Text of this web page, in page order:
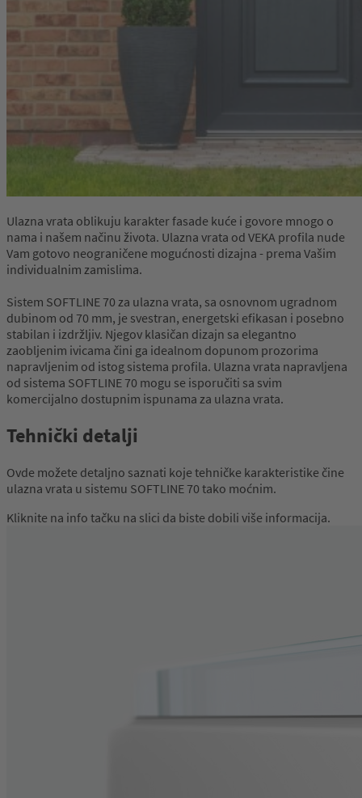
Ulazna vrata oblikuju karakter fasade kuće i govore mnogo o
nama i našem načinu života. Ulazna vrata od VEKA profila nude
Vam gotovo neograničene mogućnosti dizajna - prema Vašim
individualnim zamislima.
Sistem SOFTLINE 70 za ulazna vrata, sa osnovnom ugradnom
dubinom od 70 mm, je svestran, energetski efikasan i posebno
stabilan i izdržljiv. Njegov klasičan dizajn sa elegantno
zaobljenim ivicama čini ga idealnom dopunom prozorima
napravljenim od istog sistema profila. Ulazna vrata napravljena
od sistema SOFTLINE 70 mogu se isporučiti sa svim
komercijalno dostupnim ispunama za ulazna vrata.
Tehnički detalji
Ovde možete detaljno saznati koje tehničke karakteristike čine
ulazna vrata u sistemu SOFTLINE 70 tako moćnim.
Kliknite na info tačku na slici da biste dobili više informacija.